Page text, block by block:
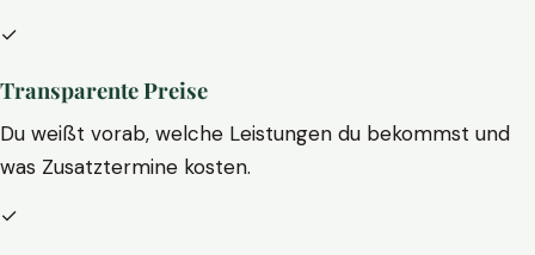
✓
Transparente Preise
Du weißt vorab, welche Leistungen du bekommst und
was Zusatztermine kosten.
✓